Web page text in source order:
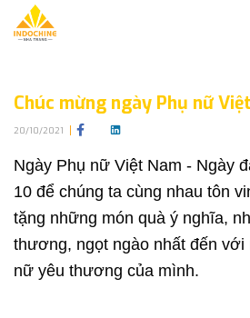
Chúc mừng ngày Phụ nữ
20/10/2021
Ngày Phụ nữ Việt Nam - Ngày
10 để chúng ta cùng nhau tôn
tặng những món quà ý nghĩa,
thương, ngọt ngào nhất đến
nữ yêu thương của mình.